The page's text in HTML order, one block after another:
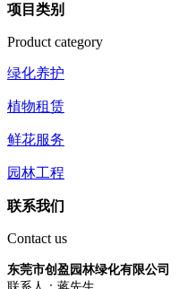
项目类别
Product category
绿化养护
植物租赁
鲜花服务
园林工程
联系我们
Contact us
东莞市创盈园林绿化有限公司